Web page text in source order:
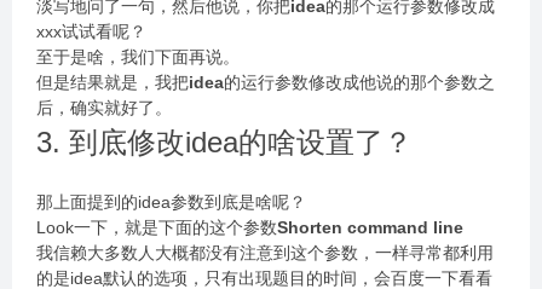
淡写地问了一句，然后他说，你把idea的那个运行参数修改成
xxx试试看呢？
至于是啥，我们下面再说。
但是结果就是，我把idea的运行参数修改成他说的那个参数之
后，确实就好了。
3. 到底修改idea的啥设置了？
那上面提到的idea参数到底是啥呢？
Look一下，就是下面的这个参数Shorten command line
我信赖大多数人大概都没有注意到这个参数，一样寻常都利用
的是idea默认的选项，只有出现题目的时间，会百度一下看看